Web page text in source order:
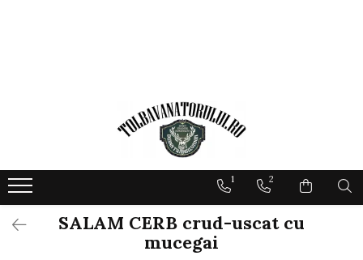
1 2
SALAM CERB crud-uscat cu
mucegai